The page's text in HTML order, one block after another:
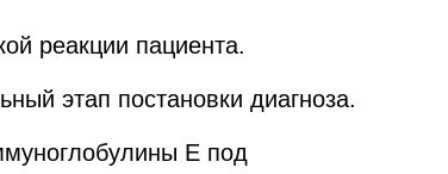
реакции пациента.
этап постановки диагноза.
Е под